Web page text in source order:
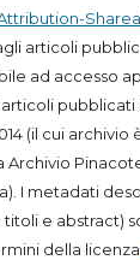
articoli
ad accesso
articoli
(il cui archivio
I metadati
e abstract)
della licenza